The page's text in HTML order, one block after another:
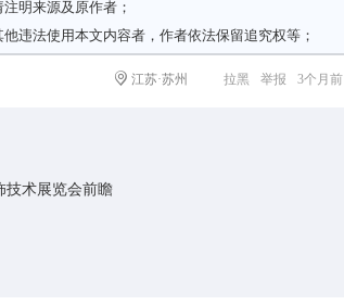
明来源及原作者；
违法使用本文内容者，作者依法保留追究权等；
江苏·苏州 拉黑 举报 3个月前
技术展览会前瞻